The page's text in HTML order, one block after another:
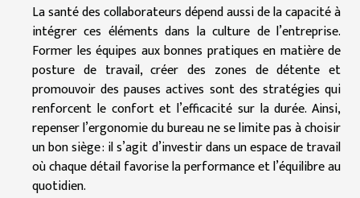
La santé des collaborateurs dépend aussi de la capacité à
intégrer ces éléments dans la culture de l’entreprise.
Former les équipes aux bonnes pratiques en matière de
posture de travail, créer des zones de détente et
promouvoir des pauses actives sont des stratégies qui
renforcent le confort et l’efficacité sur la durée. Ainsi,
repenser l’ergonomie du bureau ne se limite pas à choisir
un bon siège : il s’agit d’investir dans un espace de travail
où chaque détail favorise la performance et l’équilibre au
quotidien.